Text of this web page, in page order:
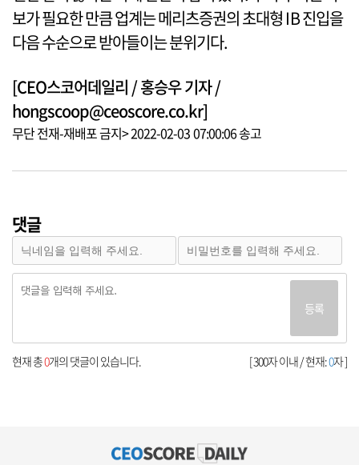
보가 필요한 만큼 업계는 메리츠증권의 초대형 IB 진입을
다음 수순으로 받아들이는 분위기다.
[CEO스코어데일리 / 홍승우 기자 /
hongscoop@ceoscore.co.kr]
무단 전재-재배포 금지> 2022-02-03 07:00:06 송고
댓글
등록
[ 300자 이내 / 현재:0자 ]
현재 총0개의 댓글이 있습니다.